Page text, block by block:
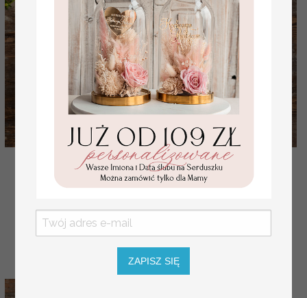
Unikalny Prezent dla Panny Młodej złoty kieliszek,
prezent na panieński dla Panny Młodej
189.00 PLN
ZAPISZ SIĘ